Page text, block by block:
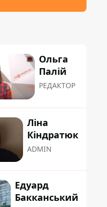
Ольга
Палій
РЕДАКТОР
Ліна
Кіндратюк
ADMIN
Едуард
Бакканський